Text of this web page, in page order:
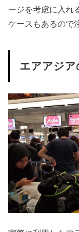
ージを考慮に入れ
ケースもあるので
エアアジア